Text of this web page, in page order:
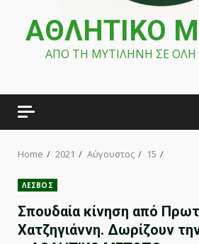
ΑΘΛΗΤΙΚΟ
ΑΠΟ ΤΗ ΜΥΤΙΛΗΝΗ ΣΕ ΟΛΗ
Home 2021 Αύγουστος 15
ΛΕΣΒΟΣ
Σπουδαία κίνηση από
Χατζηγιάννη. Δωρίζουν